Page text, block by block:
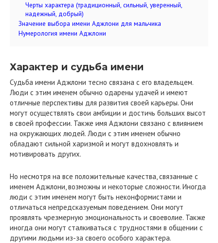
Черты характера (традиционный, сильный, уверенный,
надежный, добрый)
Значение выбора имени Аджлони для мальчика
Нумерология имени Аджлони
Характер и судьба имени
Судьба имени Аджлони тесно связана с его владельцем.
Люди с этим именем обычно одарены удачей и имеют
отличные перспективы для развития своей карьеры. Они
могут осуществлять свои амбиции и достичь больших высот
в своей профессии. Также имя Аджлони связано с влиянием
на окружающих людей. Люди с этим именем обычно
обладают сильной харизмой и могут вдохновлять и
мотивировать других.
Но несмотря на все положительные качества, связанные с
именем Аджлони, возможны и некоторые сложности. Иногда
люди с этим именем могут быть неконформистами и
отличаться непредсказуемым поведением. Они могут
проявлять чрезмерную эмоциональность и своеволие. Также
иногда они могут сталкиваться с трудностями в общении с
другими людьми из-за своего особого характера.